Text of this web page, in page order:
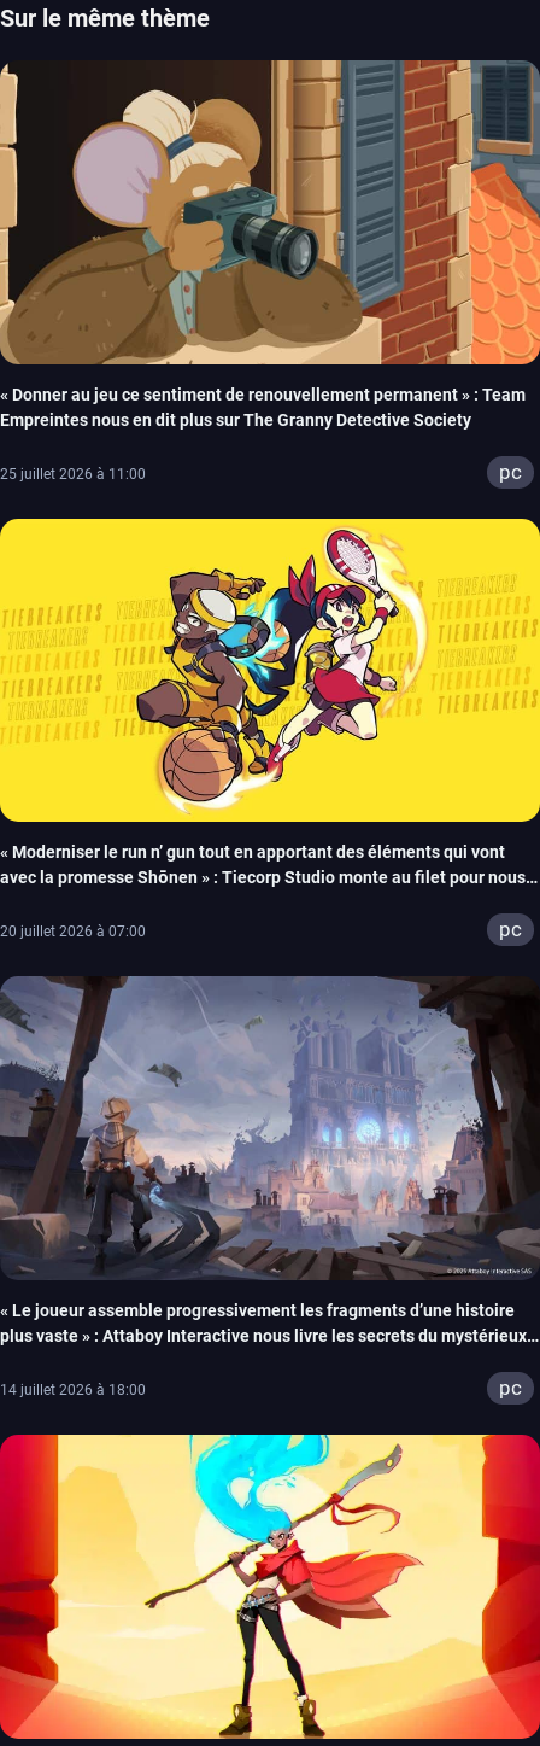
Sur le même thème
« Donner au jeu ce sentiment de renouvellement permanent » : Team
Empreintes nous en dit plus sur The Granny Detective Society
25 juillet 2026 à 11:00 pc
« Moderniser le run n’ gun tout en apportant des éléments qui vont
avec la promesse Shōnen » : Tiecorp Studio monte au filet pour nous
20 juillet 2026 à 07:00 pc
« Le joueur assemble progressivement les fragments d’une histoire
plus vaste » : Attaboy Interactive nous livre les secrets du mystérieux
14 juillet 2026 à 18:00 pc